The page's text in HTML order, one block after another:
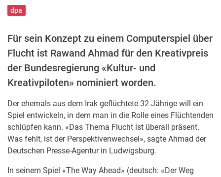
dpa
Für sein Konzept zu einem Computerspiel über
Flucht ist Rawand Ahmad für den Kreativpreis
der Bundesregierung «Kultur- und
Kreativpiloten» nominiert worden.
Der ehemals aus dem Irak geflüchtete 32-Jährige will ein
Spiel entwickeln, in dem man in die Rolle eines Flüchtenden
schlüpfen kann. «Das Thema Flucht ist überall präsent.
Was fehlt, ist der Perspektivenwechsel», sagte Ahmad der
Deutschen Presse-Agentur in Ludwigsburg.
In seinem Spiel «The Way Ahead» (deutsch: «Der Weg